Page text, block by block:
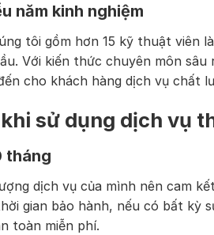
năm kinh nghiệm
tôi gồm hơn 15 kỹ thuật viên
Với kiến thức chuyên môn
cho khách hàng dịch vụ chất
sử dụng dịch vụ
tháng
dịch vụ của mình nên cam
gian bảo hành, nếu có bất kỳ
toàn miễn phí.